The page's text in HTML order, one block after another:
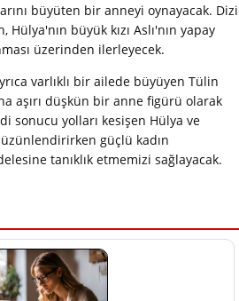
büyüten bir anneyi oynayacak. Dizi
büyük kızı Aslı'nın yapay
üzerinden ilerleyecek.
varlıklı bir ailede büyüyen Tülin
aşırı düşkün bir anne figürü olarak
sonucu yolları kesişen Hülya ve
güçlü kadın
tanıklık etmemizi sağlayacak.